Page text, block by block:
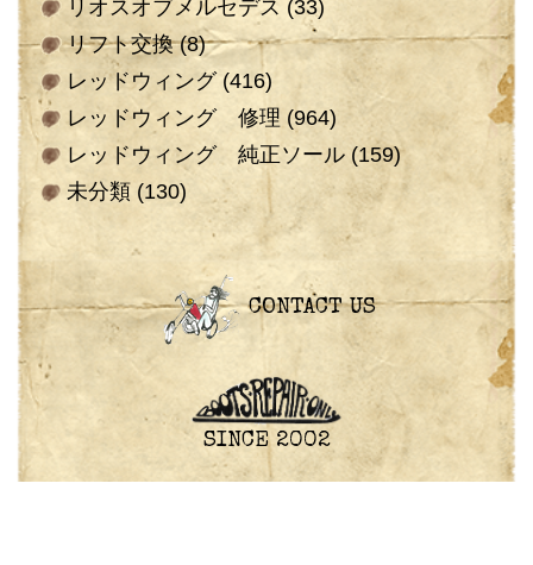
リオスオブメルセデス (33)
リフト交換(8)
レッドウィング(416)
レッドウィング 修理 (964)
レッドウィング 純正ソール(159)
未分類(130)
CONTACT US
SINCE 2002